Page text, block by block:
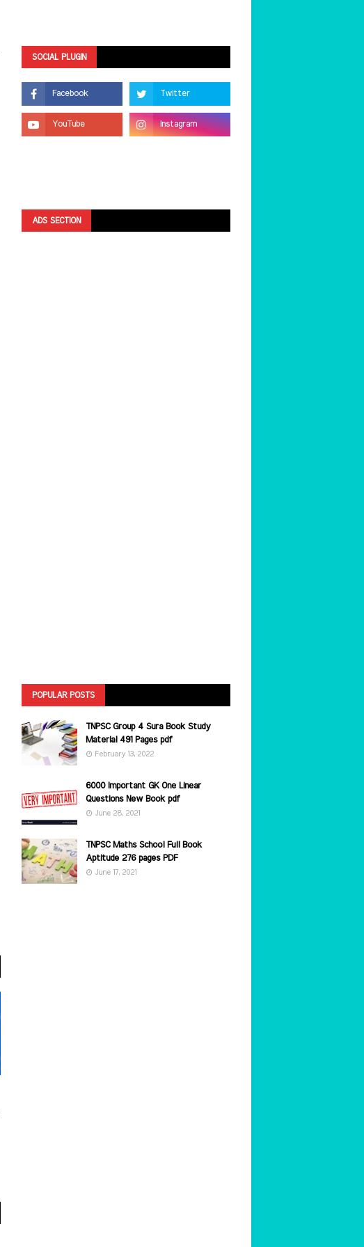
SOCIAL PLUGIN
ADS SECTION
POPULAR POSTS
TNPSC Group 4 Sura Book Study
Material 491 Pages pdf
February 13, 2022
6000 Important GK One Linear
Questions New Book pdf
June 28, 2021
TNPSC Maths School Full Book
Aptitude 276 pages PDF
June 17, 2021